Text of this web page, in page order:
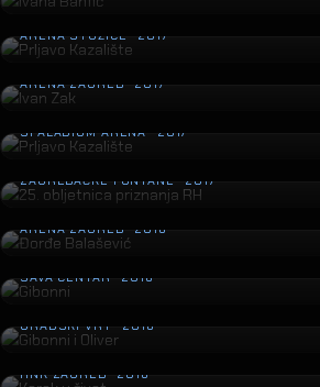
Prljavo Kazalište
ARENA STOŽICE · 2017
Ivan Zak
ARENA ZAGREB · 2017
Prljavo Kazalište
SPALADIUM ARENA · 2017
25. obljetnica priznanja RH
ZAGREBAČKE FONTANE · 2017
Đorđe Balašević
ARENA ZAGREB · 2016
Gibonni
SAVA CENTAR · 2016
Gibonni i Oliver
GRADSKI VRT · 2016
Korak u život
HNK ZAGREB · 2016